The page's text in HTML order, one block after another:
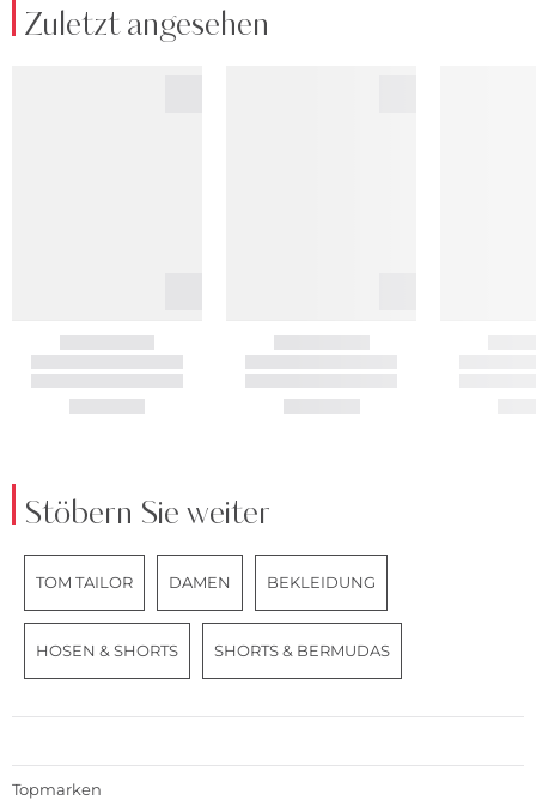
Zuletzt angesehen
Stöbern Sie weiter
TOM TAILOR DAMEN BEKLEIDUNG
HOSEN & SHORTS SHORTS & BERMUDAS
Topmarken